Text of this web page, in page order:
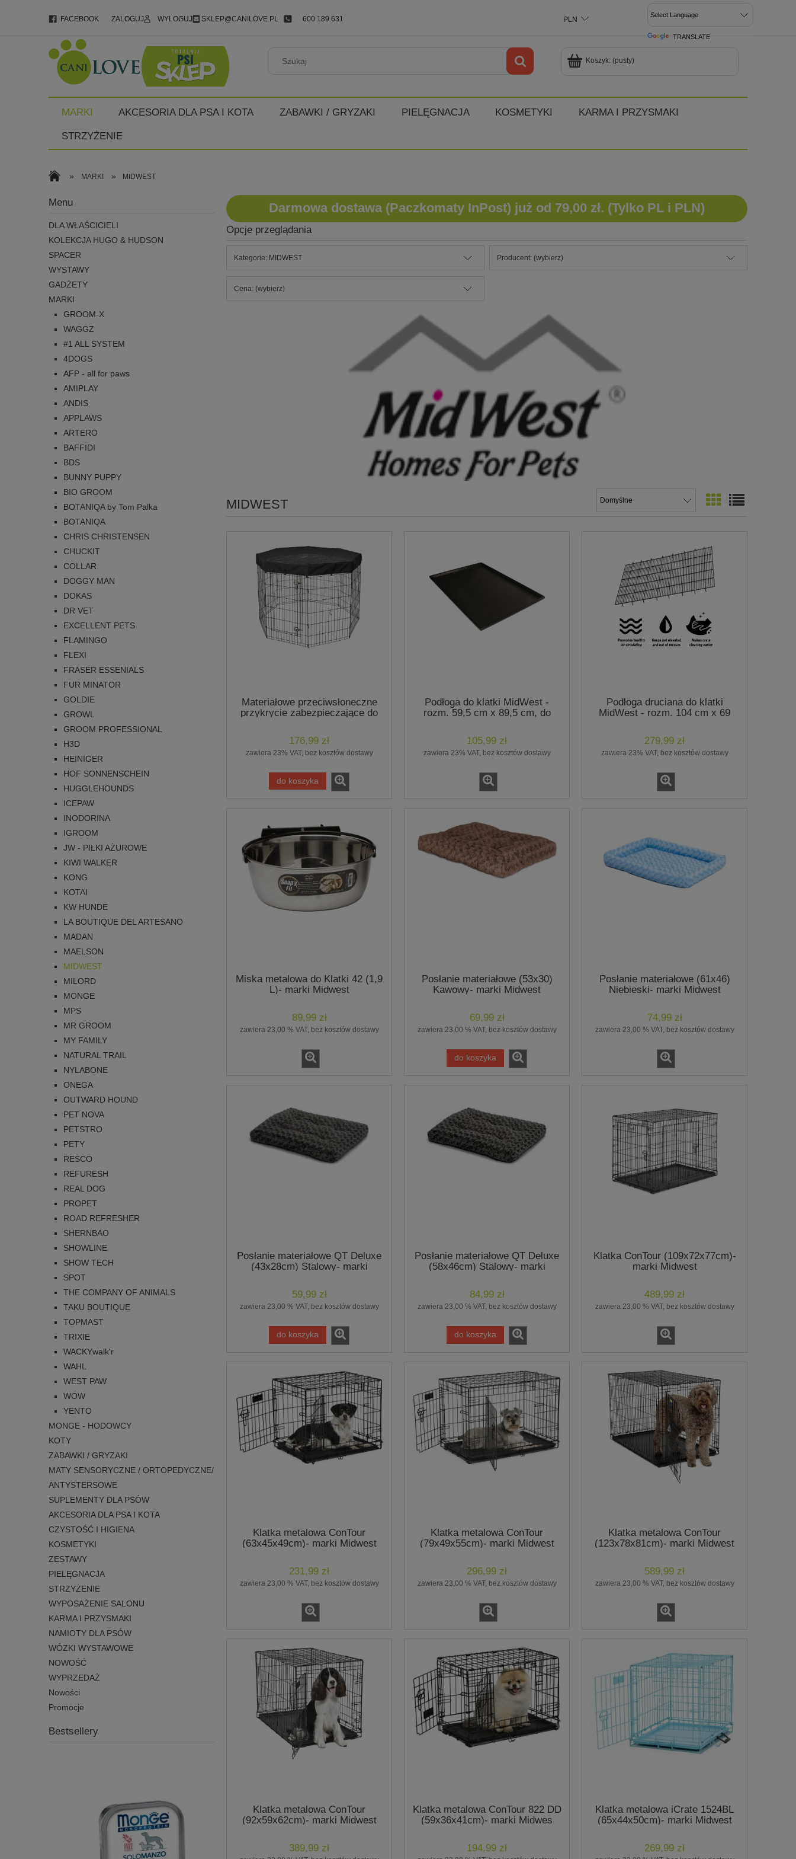
FACEBOOK 600 189 631
SKLEP@CANILOVE.PL
WYLOGUJ
ZALOGUJ
POWERED BY
TRANSLATE
Koszyk: (pusty)
MARKI AKCESORIA DLA PSA I KOTA ZABAWKI / GRYZAKI PIELĘGNACJA KOSMETYKI KARMA I PRZYSMAKI
STRZYŻENIE
» MARKI » MIDWEST
Menu
DLA WŁAŚCICIELI
KOLEKCJA HUGO & HUDSON
SPACER
WYSTAWY
GADŻETY
MARKI
GROOM-X
WAGGZ
#1 ALL SYSTEM
4DOGS
AFP - all for paws
AMIPLAY
ANDIS
APPLAWS
ARTERO
BAFFIDI
BDS
BUNNY PUPPY
BIO GROOM
BOTANIQA by Tom Palka
BOTANIQA
CHRIS CHRISTENSEN
CHUCKIT
COLLAR
DOGGY MAN
DOKAS
DR VET
EXCELLENT PETS
FLAMINGO
FLEXI
FRASER ESSENIALS
FUR MINATOR
GOLDIE
GROWL
GROOM PROFESSIONAL
H3D
HEINIGER
HOF SONNENSCHEIN
HUGGLEHOUNDS
ICEPAW
INODORINA
IGROOM
JW - PIŁKI AŻUROWE
KIWI WALKER
KONG
KOTAI
KW HUNDE
LA BOUTIQUE DEL ARTESANO
MADAN
MAELSON
MIDWEST
MILORD
MONGE
MPS
MR GROOM
MY FAMILY
NATURAL TRAIL
NYLABONE
ONEGA
OUTWARD HOUND
PET NOVA
PETSTRO
PETY
RESCO
REFURESH
REAL DOG
PROPET
ROAD REFRESHER
SHERNBAO
SHOWLINE
SHOW TECH
SPOT
THE COMPANY OF ANIMALS
TAKU BOUTIQUE
TOPMAST
TRIXIE
WACKYwalk'r
WAHL
WEST PAW
WOW
YENTO
MONGE - HODOWCY
KOTY
ZABAWKI / GRYZAKI
MATY SENSORYCZNE / ORTOPEDYCZNE/
ANTYSTERSOWE
SUPLEMENTY DLA PSÓW
AKCESORIA DLA PSA I KOTA
CZYSTOŚĆ I HIGIENA
KOSMETYKI
ZESTAWY
PIELĘGNACJA
STRZYŻENIE
WYPOSAŻENIE SALONU
KARMA I PRZYSMAKI
NAMIOTY DLA PSÓW
WÓZKI WYSTAWOWE
NOWOŚĆ
WYPRZEDAŻ
Nowości
Promocje
Bestsellery
Darmowa dostawa (Paczkomaty InPost) już od 79,00 zł. (Tylko PL i PLN)
Opcje przeglądania
Kategorie: MIDWEST Producent: (wybierz)
Cena: (wybierz)
MIDWEST
Materiałowe przeciwsłoneczne
przykrycie zabezpieczające do
176,99 zł
zawiera 23% VAT, bez kosztów dostawy
do koszyka
Podłoga do klatki MidWest -
rozm. 59,5 cm x 89,5 cm, do
105,99 zł
zawiera 23% VAT, bez kosztów dostawy
Podłoga druciana do klatki
MidWest - rozm. 104 cm x 69
1942DD, 742UP,
279,99 zł
zawiera 23% VAT, bez kosztów dostawy
Miska metalowa do Klatki 42 (1,9
L)- marki Midwest
89,99 zł
zawiera 23,00 % VAT, bez kosztów dostawy
Posłanie materiałowe (53x30)
Kawowy- marki Midwest
69,99 zł
zawiera 23,00 % VAT, bez kosztów dostawy
do koszyka
Posłanie materiałowe (61x46)
Niebieski- marki Midwest
74,99 zł
zawiera 23,00 % VAT, bez kosztów dostawy
Posłanie materiałowe QT Deluxe
(43x28cm) Stalowy- marki
59,99 zł
zawiera 23,00 % VAT, bez kosztów dostawy
do koszyka
Posłanie materiałowe QT Deluxe
(58x46cm) Stalowy- marki
84,99 zł
zawiera 23,00 % VAT, bez kosztów dostawy
do koszyka
Klatka ConTour (109x72x77cm)-
marki Midwest
489,99 zł
zawiera 23,00 % VAT, bez kosztów dostawy
Klatka metalowa ConTour
(63x45x49cm)- marki Midwest
231,99 zł
zawiera 23,00 % VAT, bez kosztów dostawy
Klatka metalowa ConTour
(79x49x55cm)- marki Midwest
296,99 zł
zawiera 23,00 % VAT, bez kosztów dostawy
Klatka metalowa ConTour
(123x78x81cm)- marki Midwest
589,99 zł
zawiera 23,00 % VAT, bez kosztów dostawy
Klatka metalowa ConTour
(92x59x62cm)- marki Midwest
389,99 zł
Klatka metalowa ConTour 822 DD
(59x36x41cm)- marki Midwes
194,99 zł
Klatka metalowa iCrate 1524BL
(65x44x50cm)- marki Midwest
269,99 zł